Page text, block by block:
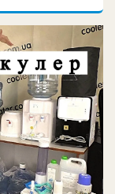
своим...
охла...